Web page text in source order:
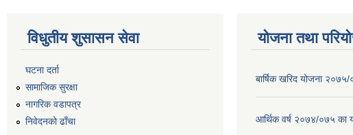
विधुतीय शुसासन सेवा
घटना दर्ता
सामाजिक सुरक्षा
नागरिक वडापत्र
निवेदनको ढाँचा
योजना तथा
बार्षिक खरिद योजना
आर्थिक वर्ष २०७४/०७५ का